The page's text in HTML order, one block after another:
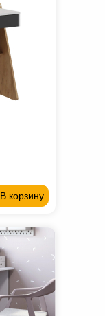
В корзину